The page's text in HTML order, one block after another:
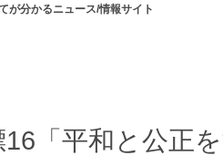
が分かるニュース/情報サイト
16「平和と公正